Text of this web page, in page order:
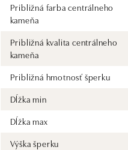
Približná farba centrálneho
kameňa
Približná kvalita centrálneho
kameňa
Približná hmotnosť šperku
Dĺžka min
Dĺžka max
Výška šperku